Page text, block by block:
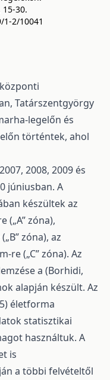
15-30.
2/10041
Tatárszentgyörgy
legelőn és
történtek, ahol
2008, 2009 és
júniusban. A
készültek az
(„A” zóna),
zóna), az
(„C” zóna). Az
a (Borhidi,
alapján készült. Az
életforma
statisztikai
használtuk. A
is
a többi felvételtől